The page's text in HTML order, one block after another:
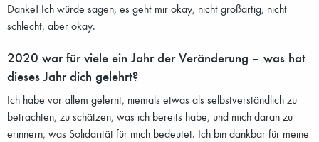
Danke! Ich würde sagen, es geht mir okay, nicht großartig, nicht
schlecht, aber okay.
2020 war für viele ein Jahr der Veränderung – was hat
dieses Jahr dich gelehrt?
Ich habe vor allem gelernt, niemals etwas als selbstverständlich zu
betrachten, zu schätzen, was ich bereits habe, und mich daran zu
erinnern, was Solidarität für mich bedeutet. Ich bin dankbar für meine